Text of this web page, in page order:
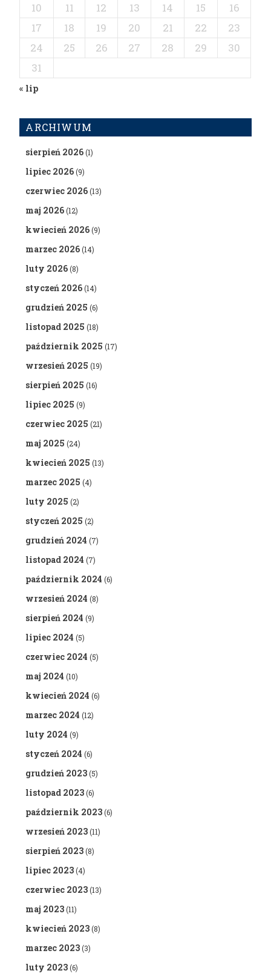
10
11 12 13 14 15
16
17
18 19 20 21 22
23
24
25 26 27 28 29
30
31
« lip
ARCHIWUM
sierpień 2026(1)
lipiec 2026(9)
czerwiec 2026(13)
maj 2026(12)
kwiecień 2026(9)
marzec 2026(14)
luty 2026(8)
styczeń 2026(14)
grudzień 2025 (6)
listopad 2025 (18)
październik 2025 (17)
wrzesień 2025 (19)
sierpień 2025 (16)
lipiec 2025 (9)
czerwiec 2025 (21)
maj 2025 (24)
kwiecień 2025 (13)
marzec 2025 (4)
luty 2025 (2)
styczeń 2025 (2)
grudzień 2024 (7)
listopad 2024 (7)
październik 2024 (6)
wrzesień 2024 (8)
sierpień 2024 (9)
lipiec 2024 (5)
czerwiec 2024 (5)
maj 2024 (10)
kwiecień 2024 (6)
marzec 2024 (12)
luty 2024 (9)
styczeń 2024 (6)
grudzień 2023(5)
listopad 2023(6)
październik 2023(6)
wrzesień 2023(11)
sierpień 2023(8)
lipiec 2023(4)
czerwiec 2023(13)
maj 2023(11)
kwiecień 2023(8)
marzec 2023(3)
luty 2023(6)